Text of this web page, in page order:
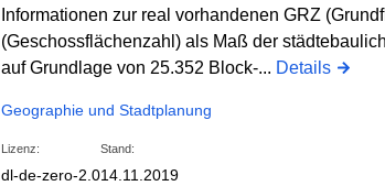
Informationen zur real vorhandenen GRZ
(Geschossflächenzahl) als Maß der
auf Grundlage von 25.352 Block-... Details
Geographie und Stadtplanung
Lizenz:
dl-de-zero-2.0
Stand:
14.11.2019